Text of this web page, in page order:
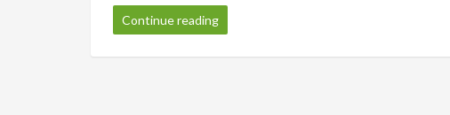
Continue reading